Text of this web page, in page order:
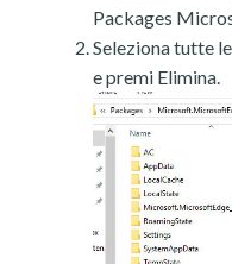
Packages
Seleziona tutte
e premi Elimina.